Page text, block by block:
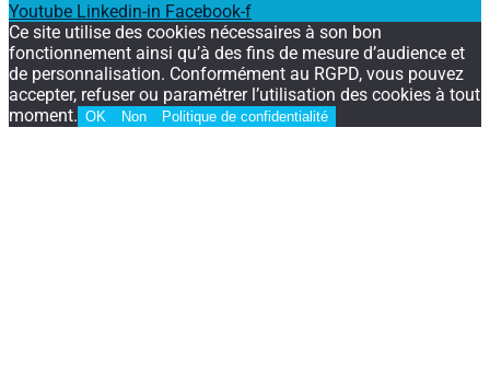
Youtube Linkedin-in Facebook-f
Ce site utilise des cookies nécessaires à son bon
fonctionnement ainsi qu’à des fins de mesure d’audience et
de personnalisation. Conformément au RGPD, vous pouvez
accepter, refuser ou paramétrer l’utilisation des cookies à tout
moment. OK Non Politique de confidentialité